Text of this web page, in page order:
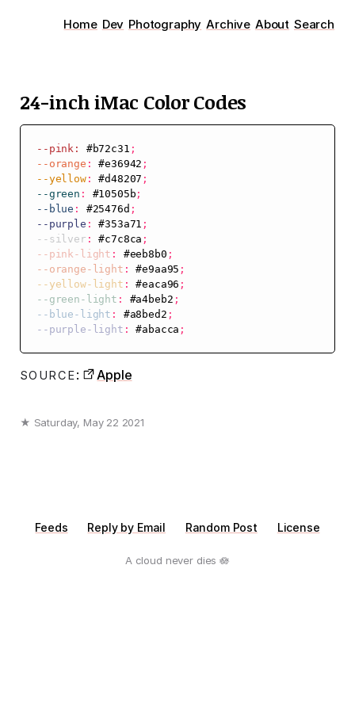
Home Dev Photography Archive About Search
24-inch iMac Color Codes
--pink : #b72c31 ;
--orange : #e36942 ;
--yellow: #d48207 ;
--green : #10505b ;
--blue : #25476d ;
--purple : #353a71 ;
--silver : #c7c8ca ;
--pink-light : #eeb8b0 ;
--orange-light : #e9aa95 ;
--yellow-light : #eaca96 ;
--green-light : #a4beb2 ;
--blue-light : #a8bed2 ;
--purple-light : #abacca ;
SOURCE: Apple
★ Saturday, May 22 2021
Feeds Reply by Email Random Post License
A cloud never dies 🪷